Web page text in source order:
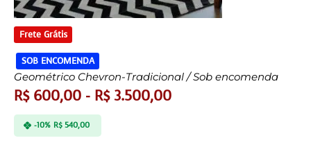
Frete Grátis
SOB ENCOMENDA
Geométrico Chevron-Tradicional / Sob encomenda
R$600,00 - R$3.500,00
-10% R$540,00